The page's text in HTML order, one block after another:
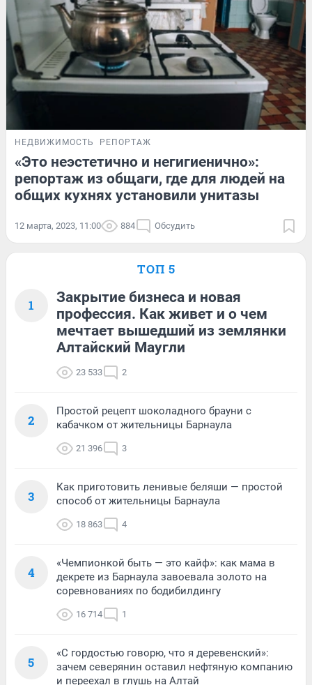
НЕДВИЖИМОСТЬ РЕПОРТАЖ
«Это неэстетично и негигиенично»:
репортаж из общаги, где для людей на
общих кухнях установили унитазы
12 марта, 2023, 11:00 884 Обсудить
ТОП 5
1
Закрытие бизнеса и новая
профессия. Как живет и о чем
мечтает вышедший из землянки
Алтайский Маугли
23 533 2
2
Простой рецепт шоколадного брауни с
кабачком от жительницы Барнаула
21 396 3
3
Как приготовить ленивые беляши — простой
способ от жительницы Барнаула
18 863 4
4
«Чемпионкой быть — это кайф»: как мама в
декрете из Барнаула завоевала золото на
соревнованиях по бодибилдингу
16 714 1
5
«С гордостью говорю, что я деревенский»:
зачем северянин оставил нефтяную компанию
и переехал в глушь на Алтай